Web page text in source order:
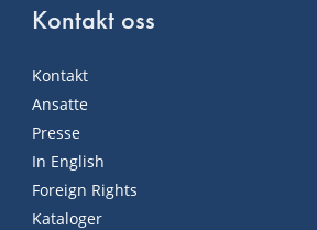
Kontakt oss
Kontakt
Ansatte
Presse
In English
Foreign Rights
Kataloger